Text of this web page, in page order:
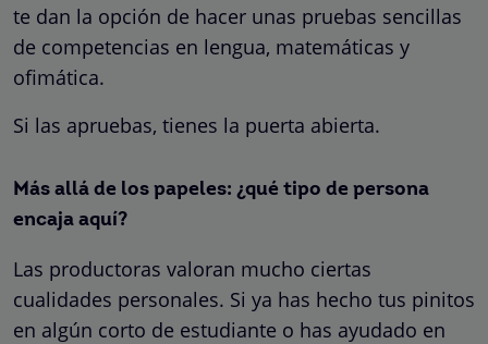
te dan la opción de hacer unas pruebas sencillas
de competencias en lengua, matemáticas y
ofimática.
Si las apruebas, tienes la puerta abierta.
Más allá de los papeles: ¿qué tipo de persona
encaja aquí?
Las productoras valoran mucho ciertas
cualidades personales. Si ya has hecho tus pinitos
en algún corto de estudiante o has ayudado en